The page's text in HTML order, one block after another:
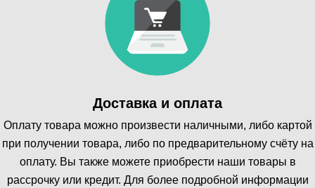
Доставка и оплата
Оплату товара можно произвести наличными, либо картой
при получении товара, либо по предварительному счёту на
оплату. Вы также можете приобрести наши товары в
рассрочку или кредит. Для более подробной информации